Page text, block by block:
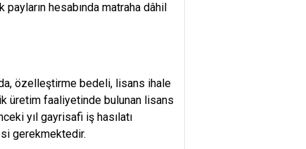
hesabında matraha dâhil
özelleştirme bedeli, lisans ihale
üretim faaliyetinde bulunan lisans
yıl gayrisafi iş hasılatı
gerekmektedir.